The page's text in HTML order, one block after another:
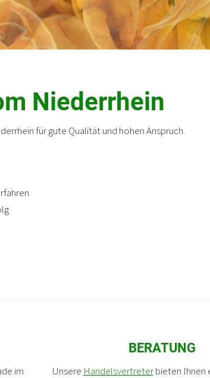
Niederrhein
für gute Qualität und hohen Anspruch.
im
BERATUNG
Unsere Handelsvertreterbieten Ihnen